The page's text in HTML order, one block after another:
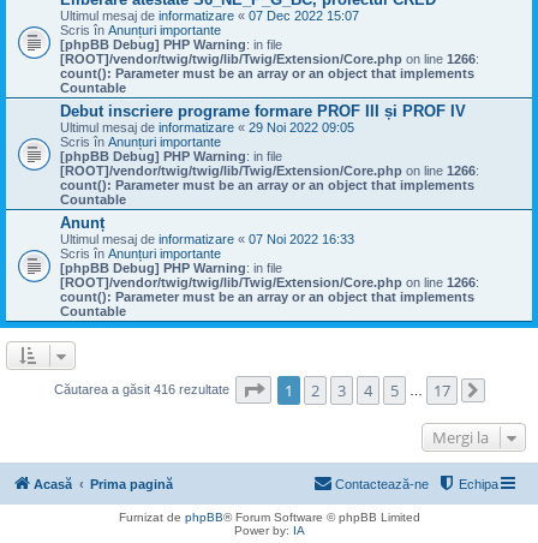
Ultimul mesaj de informatizare « 07 Dec 2022 15:07
Scris în Anunțuri importante
[phpBB Debug] PHP Warning: in file
[ROOT]/vendor/twig/twig/lib/Twig/Extension/Core.php on line 1266:
count(): Parameter must be an array or an object that implements
Countable
Debut inscriere programe formare PROF III și PROF IV
Ultimul mesaj de informatizare « 29 Noi 2022 09:05
Scris în Anunțuri importante
[phpBB Debug] PHP Warning: in file
[ROOT]/vendor/twig/twig/lib/Twig/Extension/Core.php on line 1266:
count(): Parameter must be an array or an object that implements
Countable
Anunț
Ultimul mesaj de informatizare « 07 Noi 2022 16:33
Scris în Anunțuri importante
[phpBB Debug] PHP Warning: in file
[ROOT]/vendor/twig/twig/lib/Twig/Extension/Core.php on line 1266:
count(): Parameter must be an array or an object that implements
Countable
Căutarea a găsit 416 rezultate Pagina1 din 17
1 2 3 4 5 17
Mergi la
Acasă Prima pagină Echipa
Contactează-ne
Furnizat de phpBB® Forum Software © phpBB Limited
Power by: IA